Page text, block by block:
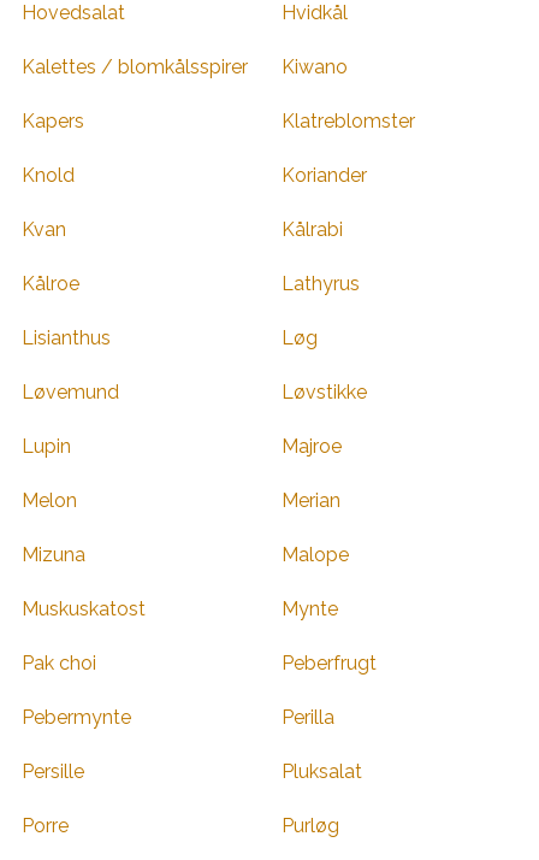
Hovedsalat Hvidkål
Kalettes / blomkålsspirer Kiwano
Kapers Klatreblomster
Knold Koriander
Kvan Kålrabi
Kålroe Lathyrus
Lisianthus Løg
Løvemund Løvstikke
Lupin Majroe
Melon Merian
Mizuna Malope
Muskuskatost Mynte
Pak choi Peberfrugt
Pebermynte Perilla
Persille Pluksalat
Porre Purløg